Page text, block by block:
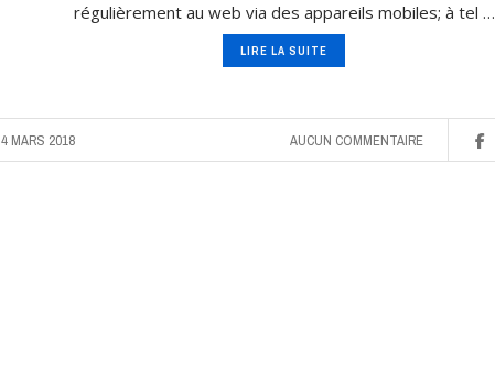
régulièrement au web via des appareils mobiles; à tel …
LIRE LA SUITE
4 MARS 2018 AUCUN COMMENTAIRE